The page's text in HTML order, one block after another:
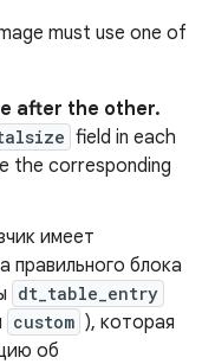
must use one of
after the other.
field in each
the corresponding
имеет
правильного блока
dt_table_entry
custom ), которая
об